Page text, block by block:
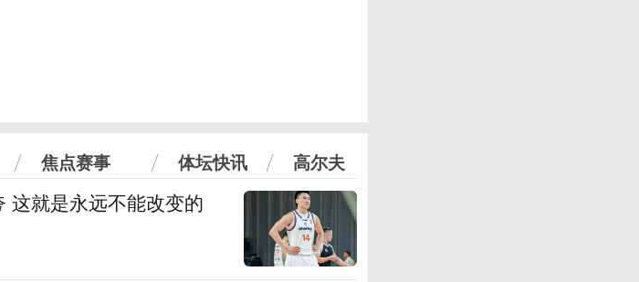
焦点赛事 体坛快讯 高尔夫
这就是永远不能改变的